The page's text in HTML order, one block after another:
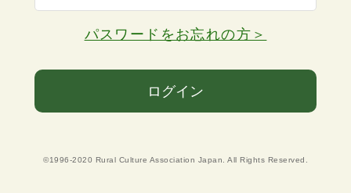
パスワードをお忘れの方＞
ログイン
©1996-2020 Rural Culture Association Japan. All Rights Reserved.